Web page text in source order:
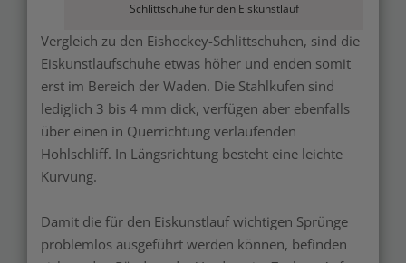
Schlittschuhe für den Eiskunstlauf
Vergleich zu den Eishockey-Schlittschuhen, sind die
Eiskunstlaufschuhe etwas höher und enden somit
erst im Bereich der Waden. Die Stahlkufen sind
lediglich 3 bis 4 mm dick, verfügen aber ebenfalls
über einen in Querrichtung verlaufenden
Hohlschliff. In Längsrichtung besteht eine leichte
Kurvung.
Damit die für den Eiskunstlauf wichtigen Sprünge
problemlos ausgeführt werden können, befinden